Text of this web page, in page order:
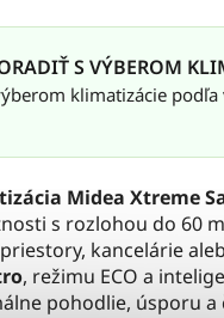
S VÝBEROM
klimatizácie podľa
Midea Xtreme
s rozlohou do 60
kancelárie
, režimu ECO a
pohodlie, úsporu a